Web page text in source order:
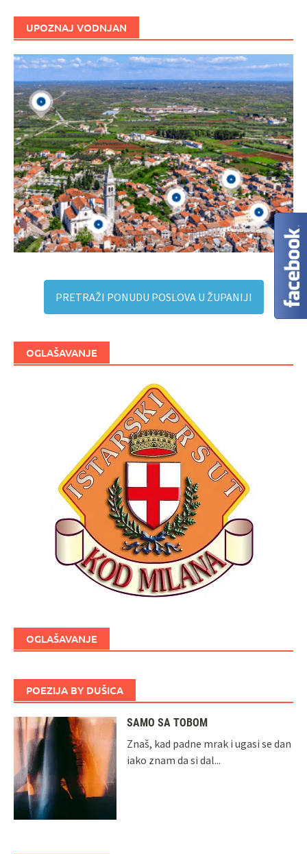
UPOZNAJ VODNJAN
PRETRAŽI PONUDU POSLOVA U ŽUPANIJI
OGLAŠAVANJE
OGLAŠAVANJE
POEZIJA BY DUŠICA
SAMO SA TOBOM
Znaš, kad padne mrak i ugasi se dan
iako znam da si dal...